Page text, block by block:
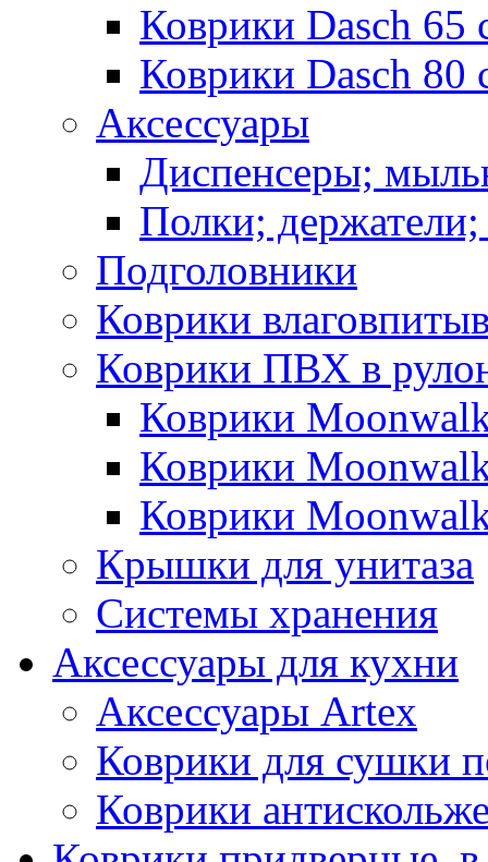
Коврики Dasch 65
Коврики Dasch 80
Аксессуары
Диспенсеры;
Полки;
Подголовники
Коврики
Коврики ПВХ в
Коврики
Коврики
Коврики
Крышки для унитаза
Системы хранения
Аксессуары для кухни
Аксессуары Artex
Коврики для сушки
Коврики